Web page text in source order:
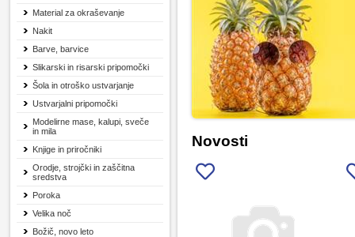
Material za okraševanje
Nakit
Barve, barvice
Slikarski in risarski pripomočki
Šola in otroško ustvarjanje
Ustvarjalni pripomočki
Modelirne mase, kalupi, sveče
in mila
Knjige in priročniki
Orodje, strojčki in zaščitna
sredstva
Poroka
Velika noč
Božič, novo leto
Novosti